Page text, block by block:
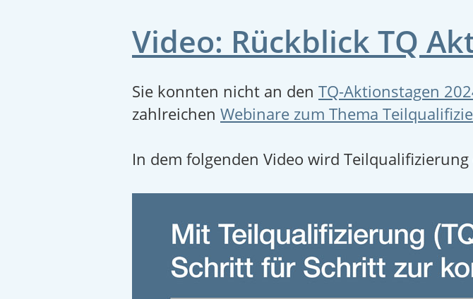
Video: Rückblick TQ
Sie konnten nicht an den TQ-Aktionstagen
zahlreichen Webinare zum Thema
In dem folgenden Video wird